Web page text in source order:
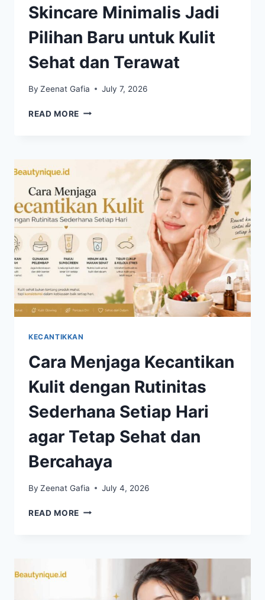
Skincare Minimalis Jadi
Pilihan Baru untuk Kulit
Sehat dan Terawat
By Zeenat Gafia July 7, 2026
READ MORE SKINCARE
BARU
SEHAT
DAN
TERAWAT
KECANTIKKAN
Cara Menjaga Kecantikan
Kulit dengan Rutinitas
Sederhana Setiap Hari
agar Tetap Sehat dan
Bercahaya
By Zeenat Gafia July 4, 2026
READ MORE CARA
DENGAN